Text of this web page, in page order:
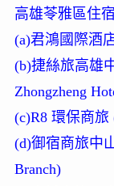
高雄苓雅區住
(a)君鴻國際酒
(b)捷絲旅高雄
Zhongzheng
(c)R8 環保商旅
(d)御宿商旅中
Branch)